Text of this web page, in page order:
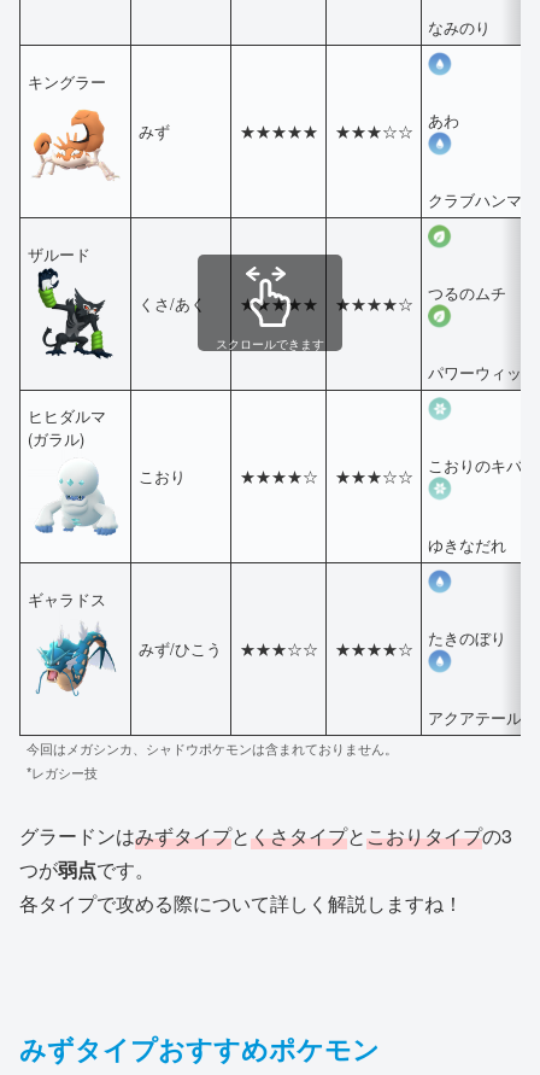
なみのり
キングラー
みず ★★★★★ ★★★☆☆ あわ
クラブハンマー
ザルード
くさ/あく ★★★★★ ★★★★☆ つるのムチ
パワーウィップ
ヒヒダルマ
(ガラル)
こおり
★★★★☆ ★★★☆☆ こおりのキバ
ゆきなだれ
ギャラドス
みず/ひこう ★★★☆☆ ★★★★☆ たきのぼり
アクアテール
スクロールできます
今回はメガシンカ、シャドウポケモンは含まれておりません。
*レガシー技
グラードンはみずタイプとくさタイプとこおりタイプの3
つが弱点です。
各タイプで攻める際について詳しく解説しますね！
みずタイプおすすめポケモン